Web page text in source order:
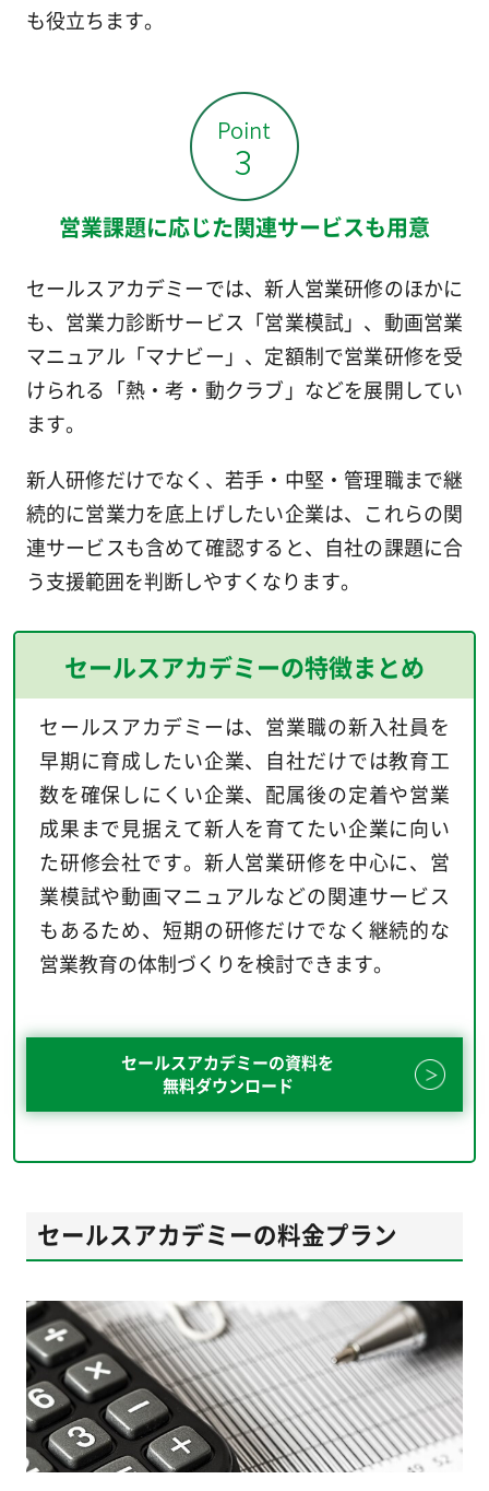
も役立ちます。
営業課題に応じた関連サービスも用意
セールスアカデミーでは、新人営業研修のほかに
も、営業力診断サービス「営業模試」、動画営業
マニュアル「マナビー」、定額制で営業研修を受
けられる「熱・考・動クラブ」などを展開してい
ます。
新人研修だけでなく、若手・中堅・管理職まで継
続的に営業力を底上げしたい企業は、これらの関
連サービスも含めて確認すると、自社の課題に合
う支援範囲を判断しやすくなります。
セールスアカデミーの特徴まとめ
セールスアカデミーは、営業職の新入社員を
早期に育成したい企業、自社だけでは教育工
数を確保しにくい企業、配属後の定着や営業
成果まで見据えて新人を育てたい企業に向い
た研修会社です。新人営業研修を中心に、営
業模試や動画マニュアルなどの関連サービス
もあるため、短期の研修だけでなく継続的な
営業教育の体制づくりを検討できます。
セールスアカデミーの資料を
無料ダウンロード
セールスアカデミーの料金プラン